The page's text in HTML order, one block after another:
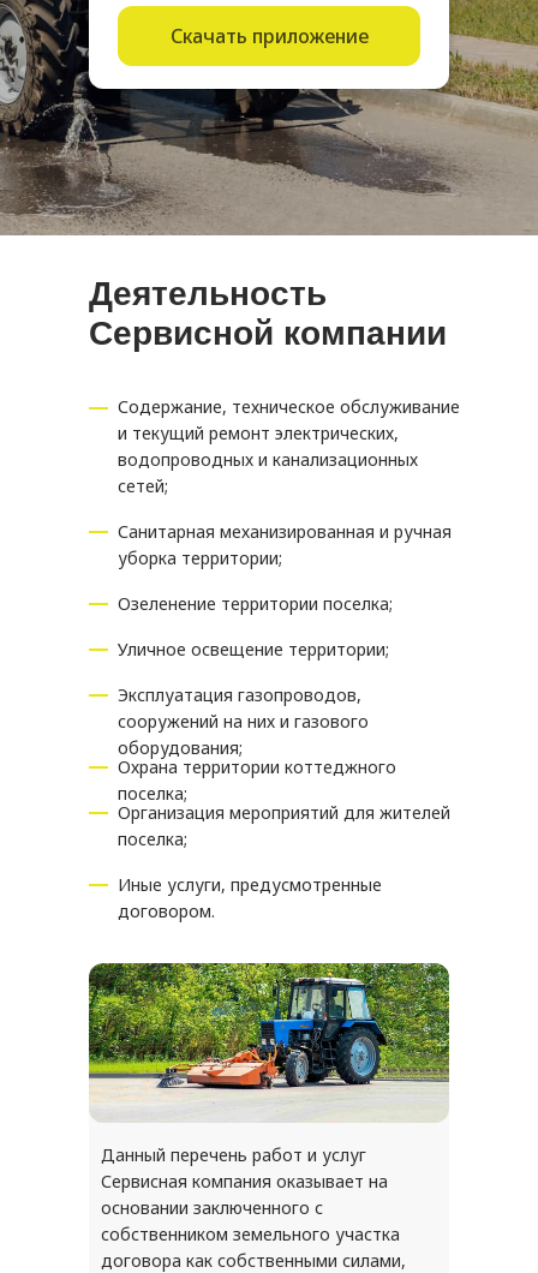
Скачать приложение
Деятельность
Сервисной компании
Содержание, техническое обслуживание
и текущий ремонт электрических,
водопроводных и канализационных
сетей;
Санитарная механизированная и ручная
уборка территории;
Озеленение территории поселка;
Уличное освещение территории;
Эксплуатация газопроводов,
сооружений на них и газового
оборудования;
Охрана территории коттеджного
поселка;
Организация мероприятий для жителей
поселка;
Иные услуги, предусмотренные
договором.
Данный перечень работ и услуг
Сервисная компания оказывает на
основании заключенного с
собственником земельного участка
договора как собственными силами,